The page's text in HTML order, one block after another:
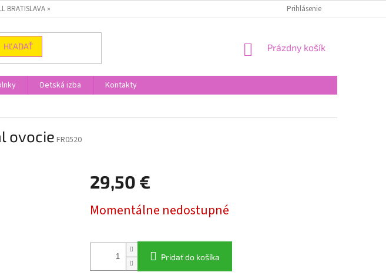
BRATISLAVA » Prihlásenie
HĽADAŤ
NÁKUPNÝ
Prázdny košík
Detská izba
Kontakty
ovocie FR0520
29,50 €
cena:
Momentálne nedostupné
Pridať do košíka